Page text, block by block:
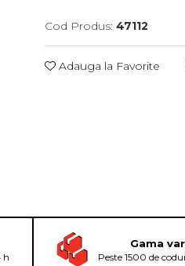
Cod Produs: 47112
Adauga la Favorite
h
Gama
Peste 1500 de